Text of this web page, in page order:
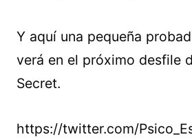
Y aquí una pequeña
verá en el próximo desfile
Secret.
https://twitter.com/